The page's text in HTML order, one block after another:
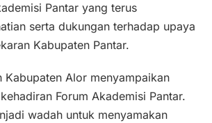
Pantar yang terus
serta dukungan terhadap upaya
Kabupaten Pantar.
Kabupaten Alor menyampaikan
Forum Akademisi Pantar.
wadah untuk menyamakan